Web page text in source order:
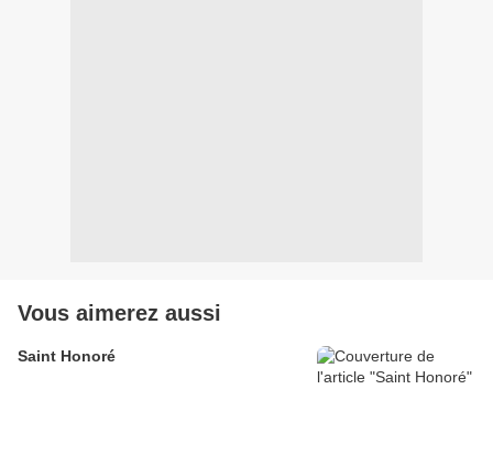
Vous aimerez aussi
Saint Honoré